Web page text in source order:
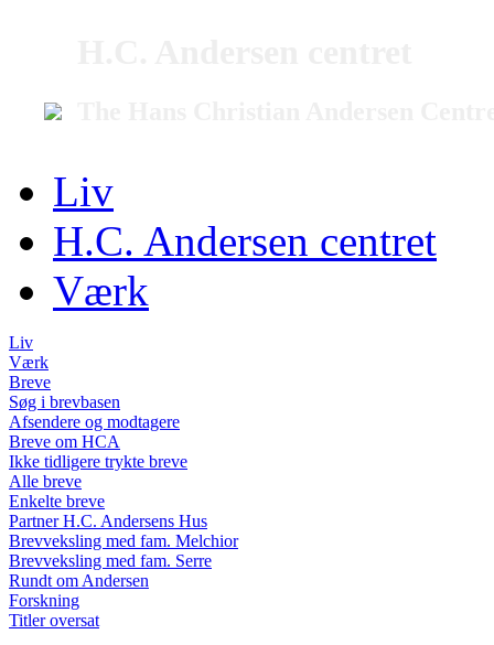
Liv
H.C. Andersen centret
Værk
Liv
Værk
Breve
Søg i brevbasen
Afsendere og modtagere
Breve om HCA
Ikke tidligere trykte breve
Alle breve
Enkelte breve
Partner H.C. Andersens Hus
Brevveksling med fam. Melchior
Brevveksling med fam. Serre
Rundt om Andersen
Forskning
Titler oversat